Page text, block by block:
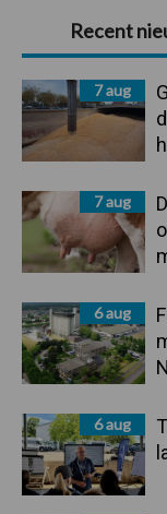
Primaire
Sidebar
Recent
7 aug
7 aug
6 aug
6 aug